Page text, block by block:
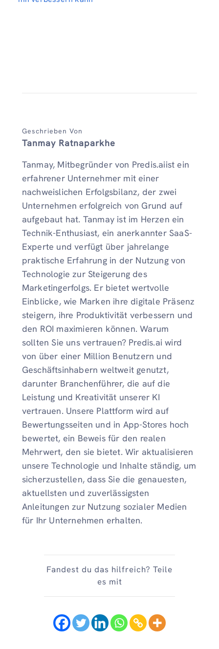
Geschrieben Von
Tanmay Ratnaparkhe
Tanmay, Mitbegründer von Predis.aiist ein
erfahrener Unternehmer mit einer
nachweislichen Erfolgsbilanz, der zwei
Unternehmen erfolgreich von Grund auf
aufgebaut hat. Tanmay ist im Herzen ein
Technik-Enthusiast, ein anerkannter SaaS-
Experte und verfügt über jahrelange
praktische Erfahrung in der Nutzung von
Technologie zur Steigerung des
Marketingerfolgs. Er bietet wertvolle
Einblicke, wie Marken ihre digitale Präsenz
steigern, ihre Produktivität verbessern und
den ROI maximieren können. Warum
sollten Sie uns vertrauen? Predis.ai wird
von über einer Million Benutzern und
Geschäftsinhabern weltweit genutzt,
darunter Branchenführer, die auf die
Leistung und Kreativität unserer KI
vertrauen. Unsere Plattform wird auf
Bewertungsseiten und in App-Stores hoch
bewertet, ein Beweis für den realen
Mehrwert, den sie bietet. Wir aktualisieren
unsere Technologie und Inhalte ständig, um
sicherzustellen, dass Sie die genauesten,
aktuellsten und zuverlässigsten
Anleitungen zur Nutzung sozialer Medien
für Ihr Unternehmen erhalten.
Fandest du das hilfreich? Teile
es mit